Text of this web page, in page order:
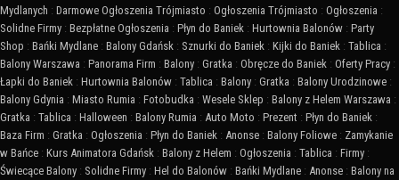
Mydlanych : Darmowe Ogłoszenia Trójmiasto : Ogłoszenia Trójmiasto : Ogłoszenia :
Solidne Firmy : Bezpłatne Ogłoszenia : Płyn do Baniek : Hurtownia Balonów : Party
Shop : Bańki Mydlane : Balony Gdańsk : Sznurki do Baniek : Kijki do Baniek : Tablica :
Balony Warszawa : Panorama Firm : Balony : Gratka : Obręcze do Baniek : Oferty Pracy :
Łapki do Baniek : Hurtownia Balonów : Tablica : Balony : Gratka : Balony Urodzinowe :
Balony Gdynia : Miasto Rumia : Fotobudka : Wesele Sklep : Balony z Helem Warszawa :
Gratka : Tablica : Halloween : Balony Rumia : Auto Moto : Prezent : Płyn do Baniek :
Baza Firm : Gratka : Ogłoszenia : Płyn do Baniek : Anonse : Balony Foliowe : Zamykanie
w Bańce : Kurs Animatora Gdańsk : Balony z Helem : Ogłoszenia : Tablica : Firmy :
Świecące Balony : Solidne Firmy : Hel do Balonów : Bańki Mydlane : Anonse : Balony na